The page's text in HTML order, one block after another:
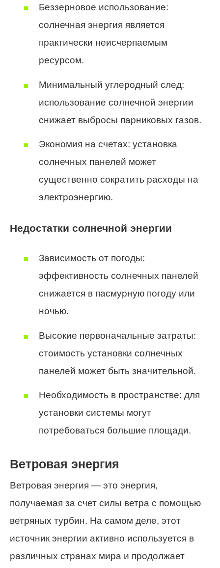
Беззерновое использование:
солнечная энергия является
практически неисчерпаемым
ресурсом.
Минимальный углеродный след:
использование солнечной энергии
снижает выбросы парниковых газов.
Экономия на счетах: установка
солнечных панелей может
существенно сократить расходы на
электроэнергию.
Недостатки солнечной энергии
Зависимость от погоды:
эффективность солнечных панелей
снижается в пасмурную погоду или
ночью.
Высокие первоначальные затраты:
стоимость установки солнечных
панелей может быть значительной.
Необходимость в пространстве: для
установки системы могут
потребоваться большие площади.
Ветровая энергия
Ветровая энергия — это энергия,
получаемая за счет силы ветра с помощью
ветряных турбин. На самом деле, этот
источник энергии активно используется в
различных странах мира и продолжает